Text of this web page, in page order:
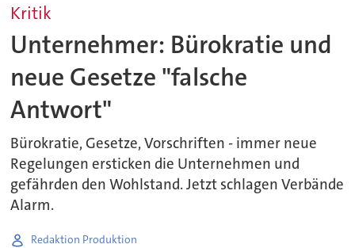
Kritik
Unternehmer: Bürokratie und
neue Gesetze "falsche
Antwort"
Bürokratie, Gesetze, Vorschriften - immer neue
Regelungen ersticken die Unternehmen und
gefährden den Wohlstand. Jetzt schlagen Verbände
Alarm.
Redaktion Produktion